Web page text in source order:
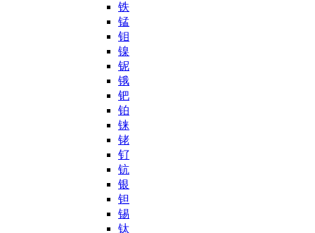
铁
锰
钼
镍
铌
锇
钯
铂
铼
铑
钌
钪
银
钽
锡
钛